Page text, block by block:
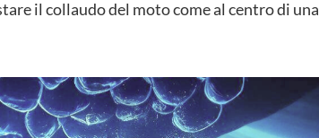
il collaudo del moto come al centro di una